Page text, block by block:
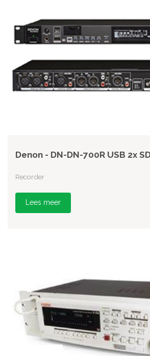
Denon - DN-DN-700R USB 2x
Recorder
Lees meer